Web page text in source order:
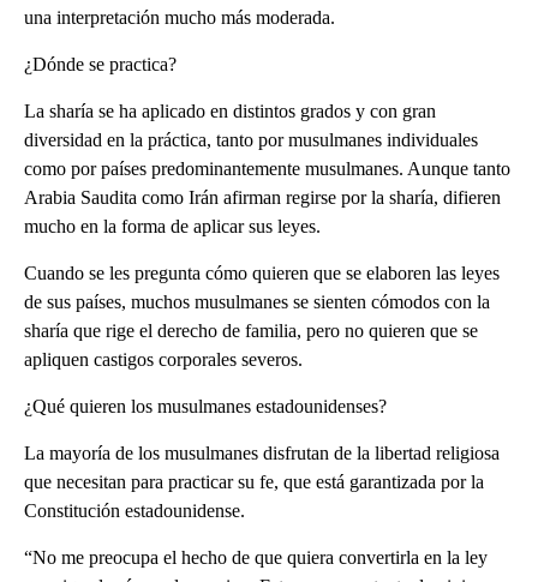
una interpretación mucho más moderada.
¿Dónde se practica?
La sharía se ha aplicado en distintos grados y con gran
diversidad en la práctica, tanto por musulmanes individuales
como por países predominantemente musulmanes. Aunque tanto
Arabia Saudita como Irán afirman regirse por la sharía, difieren
mucho en la forma de aplicar sus leyes.
Cuando se les pregunta cómo quieren que se elaboren las leyes
de sus países, muchos musulmanes se sienten cómodos con la
sharía que rige el derecho de familia, pero no quieren que se
apliquen castigos corporales severos.
¿Qué quieren los musulmanes estadounidenses?
La mayoría de los musulmanes disfrutan de la libertad religiosa
que necesitan para practicar su fe, que está garantizada por la
Constitución estadounidense.
“No me preocupa el hecho de que quiera convertirla en la ley